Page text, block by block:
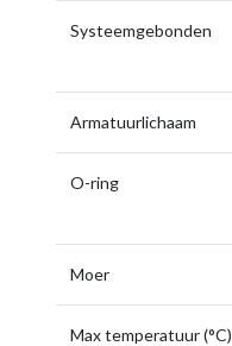
Systeemgebonden
Armatuurlichaam
O-ring
Moer
Max temperatuur (°C)